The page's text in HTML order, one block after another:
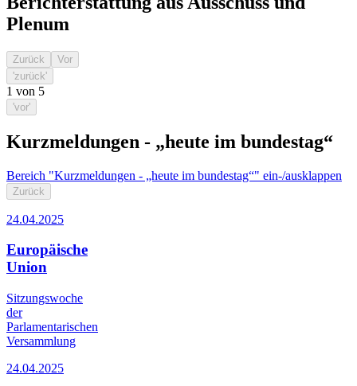
Plenum
Zurück
Vor
'zurück'
1 von 5
'vor'
Kurzmeldungen - „heute im bundestag“
Bereich "Kurzmeldungen - „heute im bundestag“" ein-/ausklappen
Zurück
24.04.2025
Europäische
Union
Sitzungswoche
der
Parlamentarischen
Versammlung
24.04.2025